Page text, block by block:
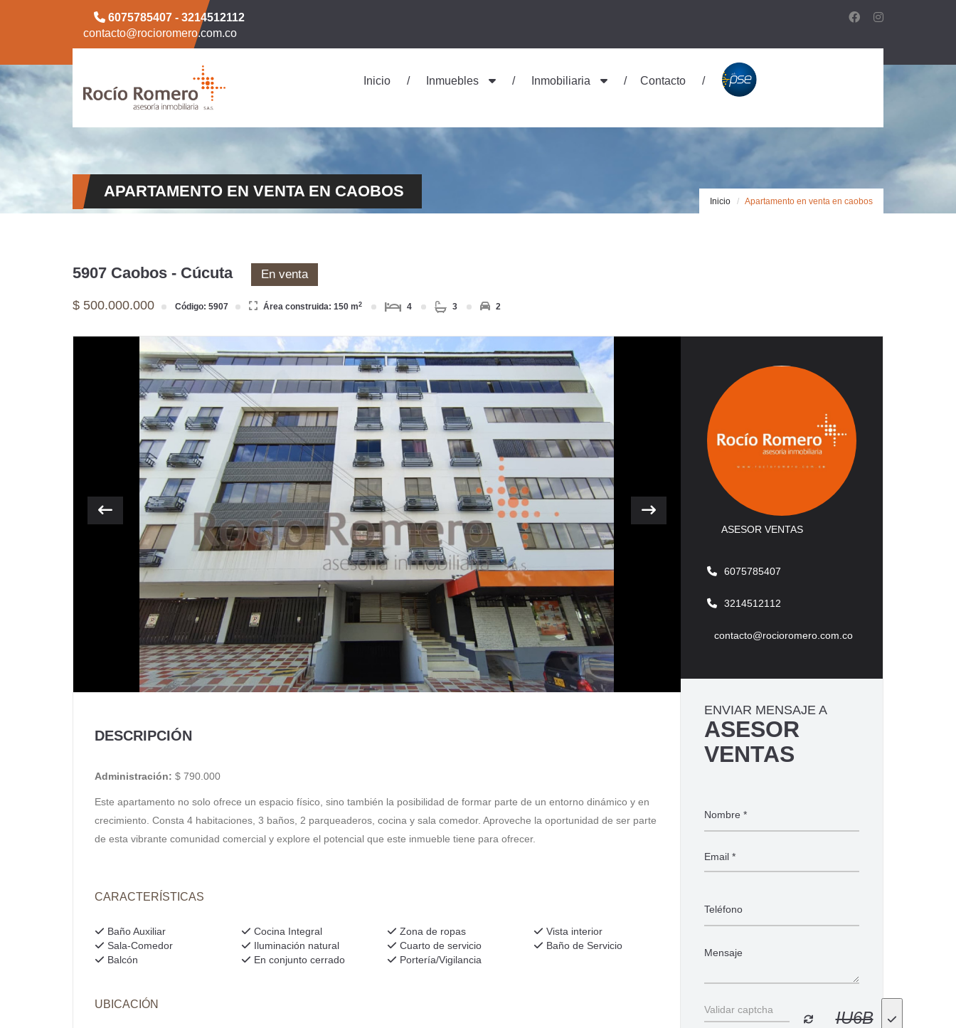
6075785407 - 3214512112
contacto@rocioromero.com.co
Inicio Inmuebles Inmobiliaria Contacto
APARTAMENTO EN VENTA EN CAOBOS
Inicio Apartamento en venta en caobos
5907 Caobos - Cúcuta En venta
$ 500.000.000 Código: 5907 Área construida: 150 m2 4 3 2
Previous Next
DESCRIPCIÓN
Administración: $ 790.000
Este apartamento no solo ofrece un espacio físico, sino también la posibilidad de formar parte de un entorno dinámico y en
crecimiento. Consta 4 habitaciones, 3 baños, 2 parqueaderos, cocina y sala comedor. Aproveche la oportunidad de ser parte
de esta vibrante comunidad comercial y explore el potencial que este inmueble tiene para ofrecer.
CARACTERÍSTICAS
Baño Auxiliar Cocina Integral Zona de ropas
Vista interior
Sala-Comedor
Iluminación natural Cuarto de servicio
Baño de Servicio
Balcón
En conjunto cerrado Portería/Vigilancia
UBICACIÓN
ASESOR VENTAS
6075785407
3214512112
contacto@rocioromero.com.co
ENVIAR MENSAJE A
ASESOR
VENTAS
IU6B